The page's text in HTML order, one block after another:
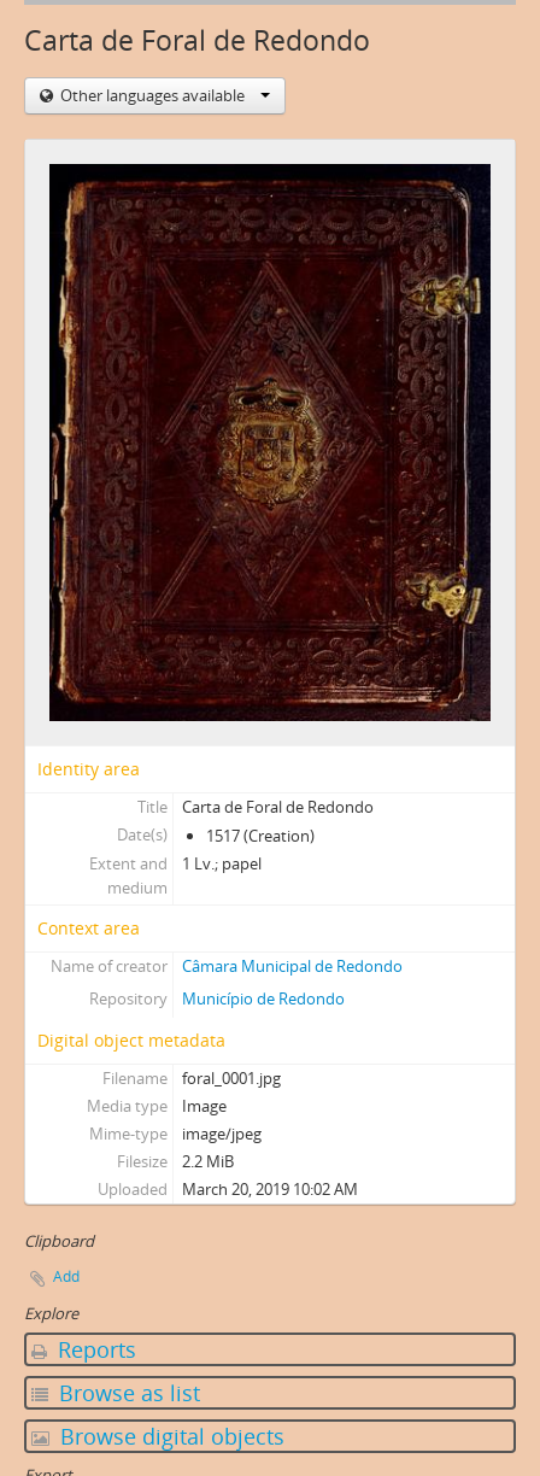
Carta de Foral de Redondo
Other languages available
Identity area
Title
Carta de Foral de Redondo
Date(s)
1517 (Creation)
Extent and
medium
1 Lv.; papel
Context area
Name of creator
Câmara Municipal de Redondo
Repository
Município de Redondo
Digital object metadata
Filename
foral_0001.jpg
Media type
Image
Mime-type
image/jpeg
Filesize
2.2 MiB
Uploaded
March 20, 2019 10:02 AM
Clipboard
Add
Explore
Reports
Browse as list
Browse digital objects